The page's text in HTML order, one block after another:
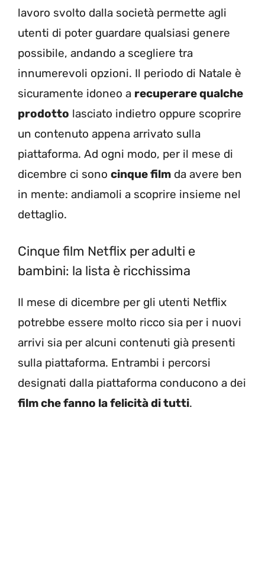
lavoro svolto dalla società permette agli
utenti di poter guardare qualsiasi genere
possibile, andando a scegliere tra
innumerevoli opzioni. Il periodo di Natale è
sicuramente idoneo a recuperare qualche
prodotto lasciato indietro oppure scoprire
un contenuto appena arrivato sulla
piattaforma. Ad ogni modo, per il mese di
dicembre ci sono cinque film da avere ben
in mente: andiamoli a scoprire insieme nel
dettaglio.
Cinque film Netflix per adulti e
bambini: la lista è ricchissima
Il mese di dicembre per gli utenti Netflix
potrebbe essere molto ricco sia per i nuovi
arrivi sia per alcuni contenuti già presenti
sulla piattaforma. Entrambi i percorsi
designati dalla piattaforma conducono a dei
film che fanno la felicità di tutti.